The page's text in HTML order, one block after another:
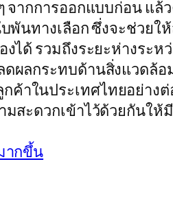
ากการออกแบบก่อน แล้
นทางเลือก ซึ่งจะช่วยใ
ด้ รวมถึงระยะห่างระห
ลกระทบด้านสิ่งแวดล้อ
าในประเทศไทยอย่าง
สะดวกเข้าไว้ด้วยกันให้
ากขึ้น